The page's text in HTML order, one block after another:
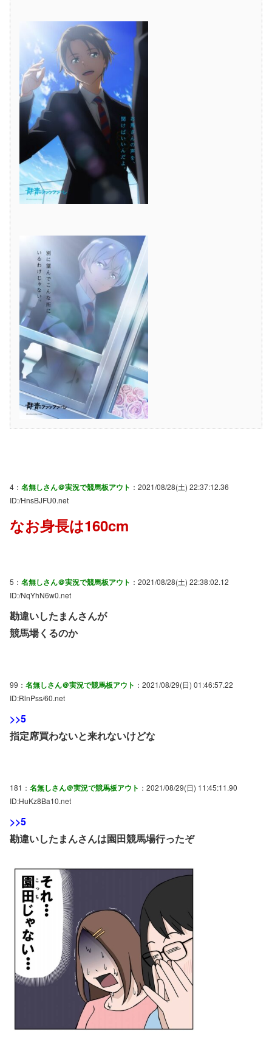
4： 名無しさん＠実況で競馬板アウト ：2021/08/28(土) 22:37:12.36
ID:/HnsBJFU0.net
なお身長は160cm
5： 名無しさん＠実況で競馬板アウト ：2021/08/28(土) 22:38:02.12
ID:/NqYhN6w0.net
勘違いしたまんさんが
競馬場くるのか
99： 名無しさん＠実況で競馬板アウト ：2021/08/29(日) 01:46:57.22
ID:RlnPss/60.net
>>5
指定席買わないと来れないけどな
181： 名無しさん＠実況で競馬板アウト ：2021/08/29(日) 11:45:11.90
ID:HuKz8Ba10.net
>>5
勘違いしたまんさんは園田競馬場行ったぞ